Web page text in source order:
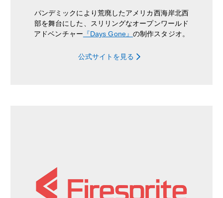
パンデミックにより荒廃したアメリカ西海岸北西
部を舞台にした、スリリングなオープンワールド
アドベンチャー 『Days Gone』 の制作スタジオ。
公式サイトを見る